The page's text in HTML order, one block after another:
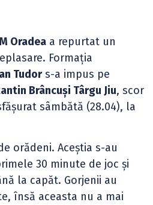
Oradea a repurtat un
Formația
Tudors-a impus pe
Brâncuși Târgu Jiu, scor
sâmbătă (28.04), la
orădeni. Aceștia s-au
30 minute de joc și
la capăt. Gorjenii au
însă aceasta nu a mai